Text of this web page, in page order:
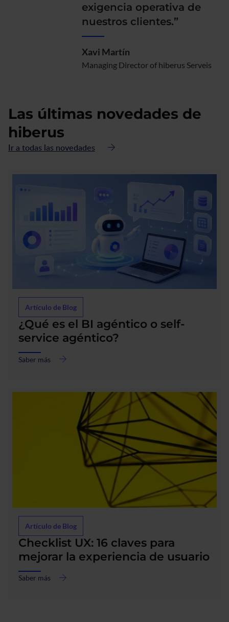
exigencia operativa de
nuestros clientes.”
Xavi Martín
Managing Director of hiberus Serveis
Las últimas novedades de
hiberus
Ir a todas las novedades
¿Qué es el BI agéntico o self-
service agéntico?
Artículo de Blog
Saber más
acerca
de
¿Qué
es
BI
self-
Checklist UX: 16 claves para
mejorar la experiencia de usuario
Artículo de Blog
Saber más
acerca